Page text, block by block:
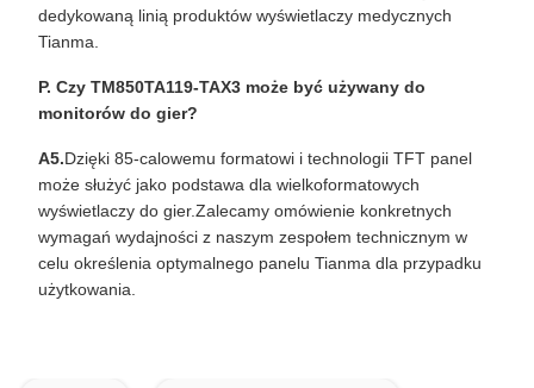
dedykowaną linią produktów wyświetlaczy medycznych
Tianma.
P. Czy TM850TA119-TAX3 może być używany do
monitorów do gier?
A5.Dzięki 85-calowemu formatowi i technologii TFT panel
może służyć jako podstawa dla wielkoformatowych
wyświetlaczy do gier.Zalecamy omówienie konkretnych
wymagań wydajności z naszym zespołem technicznym w
celu określenia optymalnego panelu Tianma dla przypadku
użytkowania.